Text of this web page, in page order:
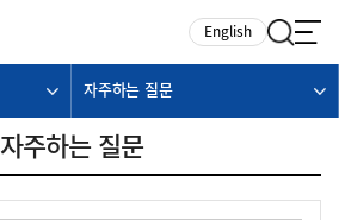
English
자주하는 질문
자주하는 질문